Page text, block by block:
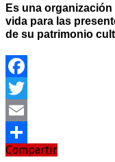
Es una
vida para las
de su patrimonio
Facebook
Twitter
Email
Compartir
Compartir